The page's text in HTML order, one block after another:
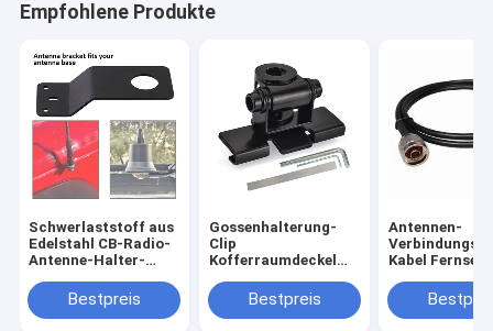
Empfohlene Produkte
Schwerlaststoff aus
Edelstahl CB-Radio-
Antenne-Halter-
Behälter-Auto-
Hintertürzubehör
Bestpreis
Gossenhalterung-
Clip
Kofferraumdeckel
Edelstahl
Antennenhalterung
Bestpreis
Antennen-
Kabel
RG-58